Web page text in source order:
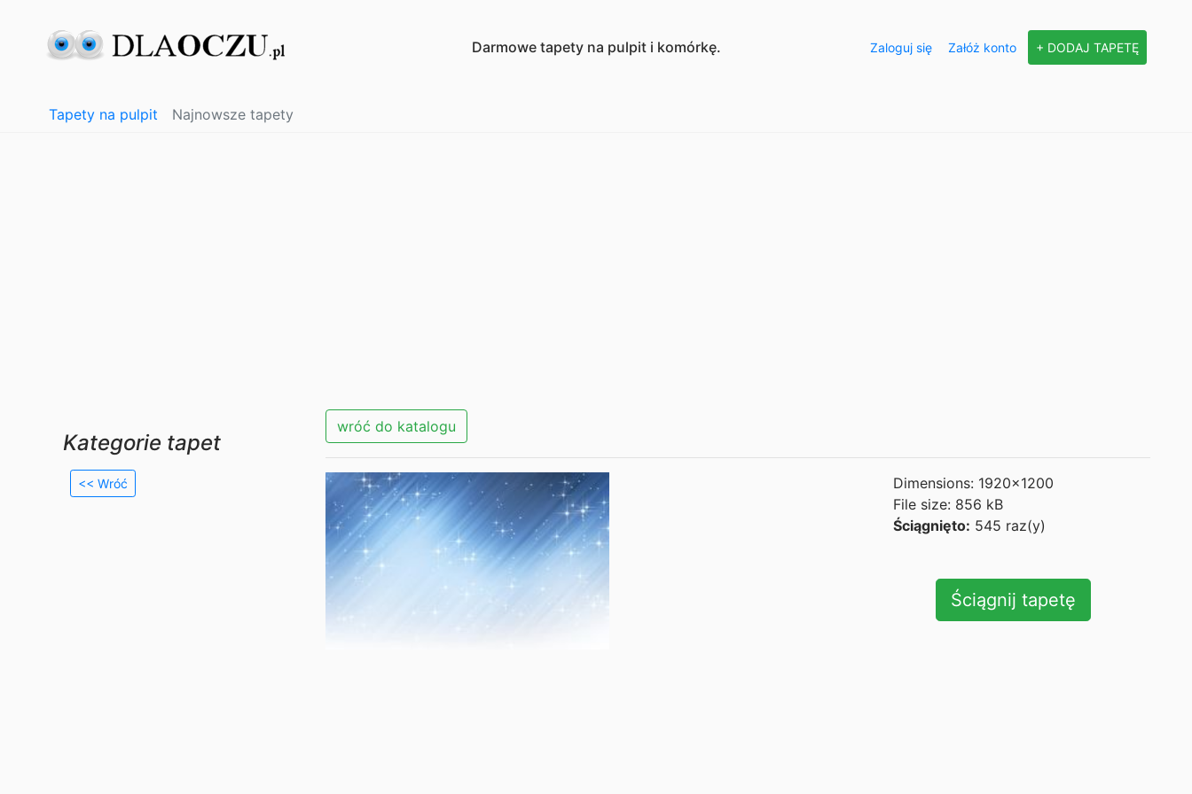
Darmowe tapety na pulpit i komórkę. Zaloguj się Załóż konto + DODAJ TAPETĘ
Tapety na pulpit Najnowsze tapety
Kategorie tapet
<< Wróć
wróć do katalogu
Dimensions: 1920x1200
File size: 856 kB
Ściągnięto: 545 raz(y)
Ściągnij tapetę